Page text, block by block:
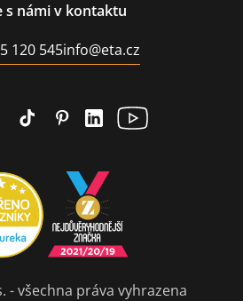
s námi v kontaktu
120 545info@eta.cz
- všechna práva vyhrazena